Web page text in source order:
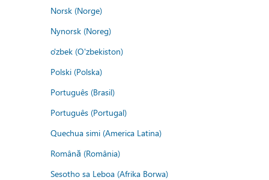
Norsk (Norge)
Nynorsk (Noreg)
o'zbek (O'zbekiston)
Polski (Polska)
Português (Brasil)
Português (Portugal)
Quechua simi (America Latina)
Română (România)
Sesotho sa Leboa (Afrika Borwa)